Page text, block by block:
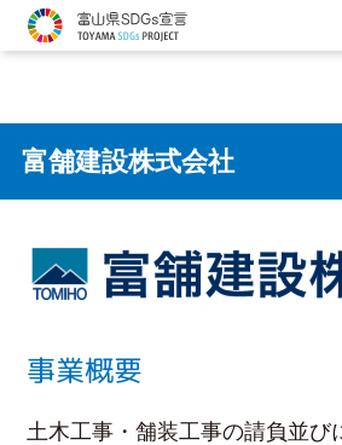
富舗建設株式会社
事業概要
土木工事・舗装工事の請負並び